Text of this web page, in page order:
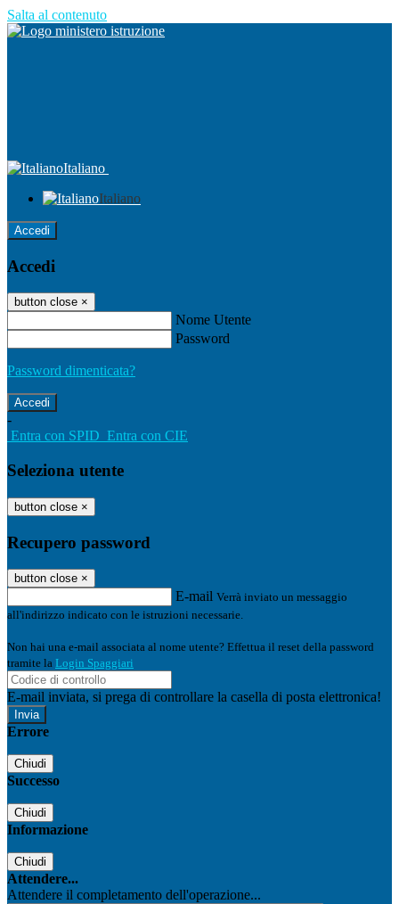
Salta al contenuto
Italiano
Italiano
Accedi
Accedi
button close ×
Nome Utente
Password
Password dimenticata?
-
Entra con SPID Entra con CIE
Seleziona utente
button close ×
Recupero password
button close ×
E-mail Verrà inviato un messaggio
all'indirizzo indicato con le istruzioni necessarie.
Non hai una e-mail associata al nome utente? Effettua il reset della password
tramite la Login Spaggiari
E-mail inviata, si prega di controllare la casella di posta elettronica!
Errore
Chiudi
Successo
Chiudi
Informazione
Chiudi
Attendere...
Attendere il completamento dell'operazione...